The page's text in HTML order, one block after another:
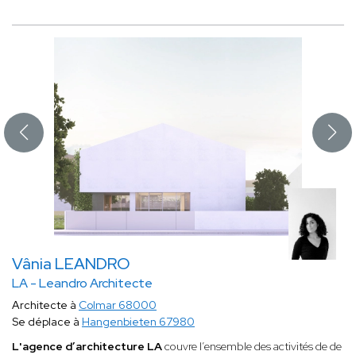
Vânia LEANDRO
LA - Leandro Architecte
Architecte à Colmar 68000
Se déplace à Hangenbieten 67980
L'agence d’architecture LAcouvre l’ensemble des activités de de